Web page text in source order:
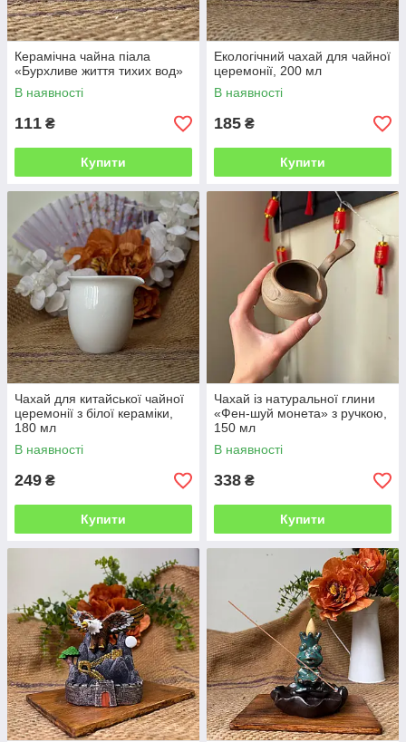
Керамічна чайна піала
«Бурхливе життя тихих вод»
В наявності
111 ₴
Купити
Екологічний чахай для чайної
церемонії, 200 мл
В наявності
185 ₴
Купити
Чахай для китайської чайної
церемонії з білої кераміки,
180 мл
В наявності
249 ₴
Купити
Чахай із натуральної глини
«Фен-шуй монета» з ручкою,
150 мл
В наявності
338 ₴
Купити